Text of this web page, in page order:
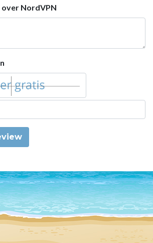
over NordVPN